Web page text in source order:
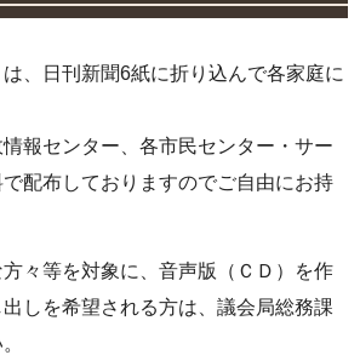
、日刊新聞6紙に折り込んで各家庭に
報センター、各市民センター・サー
配布しておりますのでご自由にお持
々等を対象に、音声版（ＣＤ）を作
しを希望される方は、議会局総務課